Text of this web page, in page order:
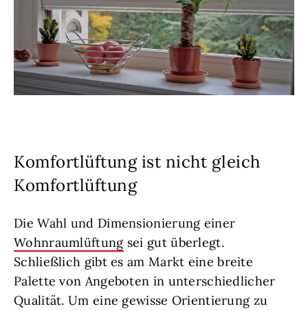
Komfortlüftung ist nicht gleich
Komfortlüftung
Die Wahl und Dimensionierung einer
Wohnraumlüftungsei gut überlegt.
Schließlich gibt es am Markt eine breite
Palette von Angeboten in unterschiedlicher
Qualität. Um eine gewisse Orientierung zu